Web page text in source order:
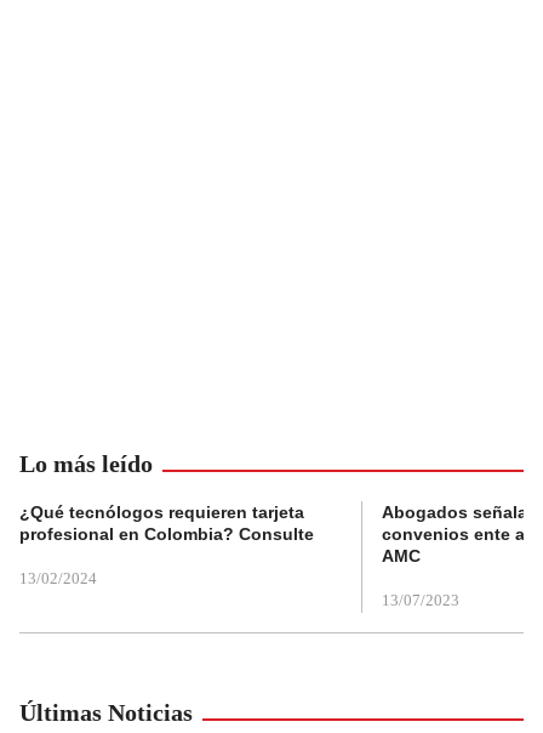
Lo más leído
¿Qué tecnólogos requieren tarjeta
profesional en Colombia? Consulte
13/02/2024
Abogados
convenios ente
AMC
13/07/2023
Últimas Noticias